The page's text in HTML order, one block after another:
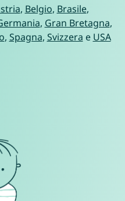
, Belgio, Brasile,
, Gran Bretagna,
, Spagna, Svizzera e USA